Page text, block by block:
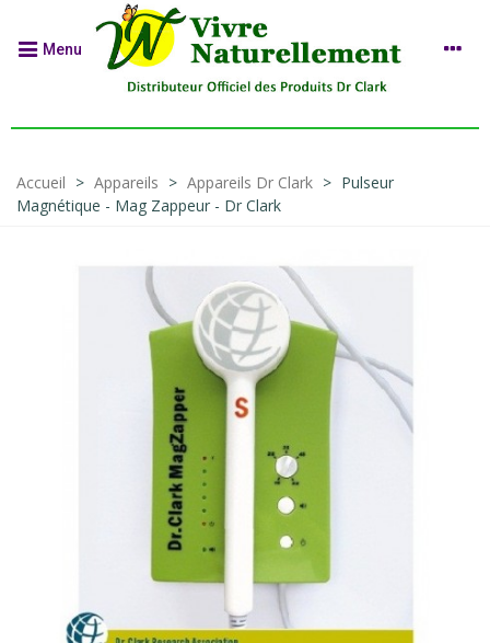
Menu
Accueil > Appareils > Appareils Dr Clark > Pulseur
Magnétique - Mag Zappeur - Dr Clark